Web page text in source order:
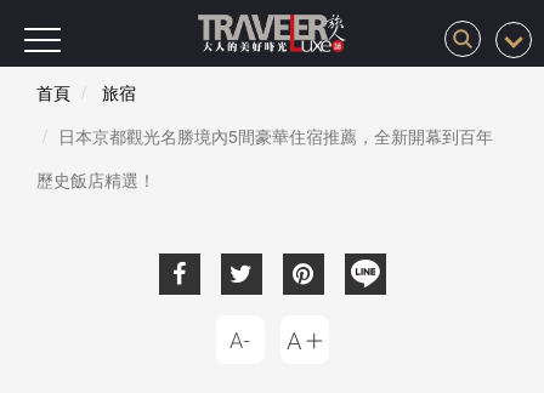
首頁
旅宿
日本京都觀光名勝境內5間豪華住宿推薦，全新開幕到百年
歷史飯店精選！